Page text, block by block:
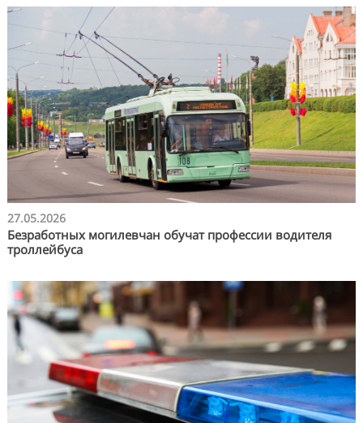
27.05.2026
Безработных могилевчан обучат профессии водителя
троллейбуса